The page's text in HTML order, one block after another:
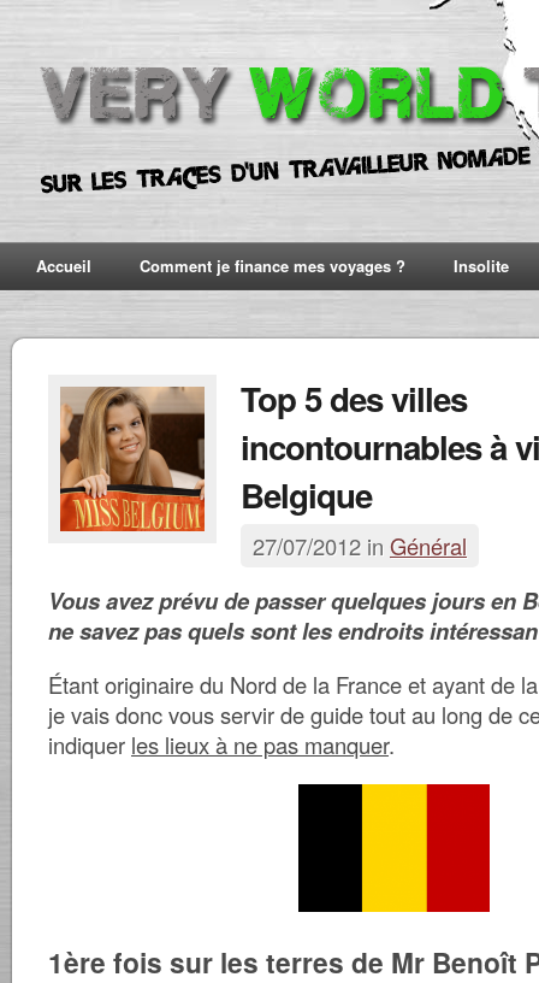
Accueil Comment je finance mes voyages ? Insolite
Top 5 des villes
incontournables à
Belgique
27/07/2012 in Général
Vous avez prévu de passer quelques jours en
ne savez pas quels sont les endroits
Étant originaire du Nord de la France et ayant de
je vais donc vous servir de guidetout au long de
indiquer les lieux à ne pas manquer.
1ère fois sur les terres de Mr Benoît